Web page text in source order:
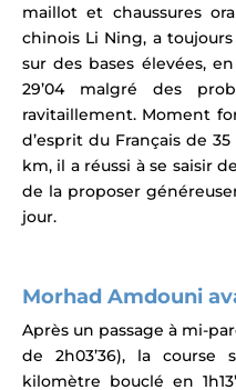
maillot et chaussures
chinois Li Ning, a
sur des bases élevées,
29’04 malgré des
ravitaillement. Moment
d’esprit du Français de
km, il a réussi à se saisir
de la proposer
jour.
Morhad Amdouni
Après un passage à mi-
de 2h03’36), la course
kilomètre bouclé en